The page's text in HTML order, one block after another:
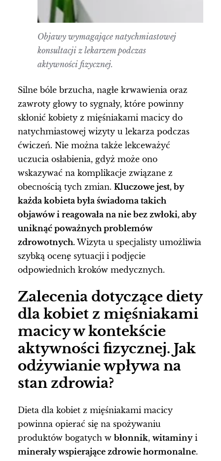
Objawy wymagające natychmiastowej
konsultacji z lekarzem podczas
aktywności fizycznej.
Silne bóle brzucha, nagłe krwawienia oraz
zawroty głowy to sygnały, które powinny
skłonić kobiety z mięśniakami macicy do
natychmiastowej wizyty u lekarza podczas
ćwiczeń. Nie można także lekceważyć
uczucia osłabienia, gdyż może ono
wskazywać na komplikacje związane z
obecnością tych zmian. Kluczowe jest, by
każda kobieta była świadoma takich
objawów i reagowała na nie bez zwłoki, aby
uniknąć poważnych problemów
zdrowotnych.Wizyta u specjalisty umożliwia
szybką ocenę sytuacji i podjęcie
odpowiednich kroków medycznych.
Zalecenia dotyczące diety
dla kobiet z mięśniakami
macicy w kontekście
aktywności fizycznej. Jak
odżywianie wpływa na
stan zdrowia?
Dieta dla kobiet z mięśniakami macicy
powinna opierać się na spożywaniu
produktów bogatych w błonnik, witaminyi
minerały wspierające zdrowie hormonalne.